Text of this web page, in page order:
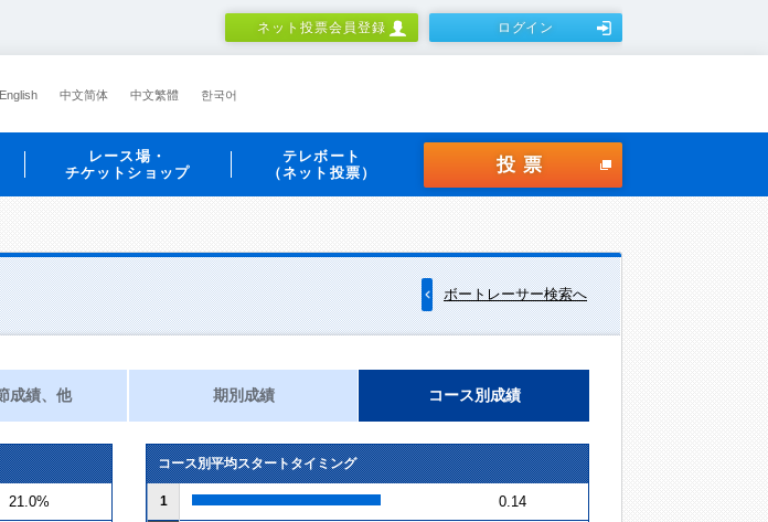
ネット投票会員登録 ログイン
English 中文简体 中文繁體 한국어
レース場・
チケットショップ
テレボート
（ネット投票）
投票
ボートレーサー検索へ
成績、他 期別成績 コース別成績
21.0%
コース別平均スタートタイミング
1 0.14